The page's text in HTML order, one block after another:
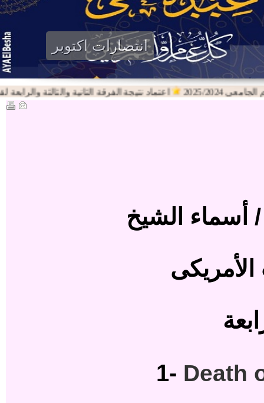
انتصارات اكتوبر
2024 اعتماد نتيجة الفرقة الثانية والثالثة والرابعة لقسم
أسماء الشيخ
1- Death